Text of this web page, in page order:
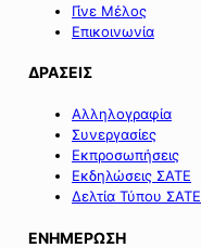
Γίνε Μέλος
Επικοινωνία
ΔΡΑΣΕΙΣ
Αλληλογραφία
Συνεργασίες
Εκπροσωπήσεις
Εκδηλώσεις ΣΑΤΕ
Δελτία Τύπου ΣΑΤΕ
ΕΝΗΜΕΡΩΣΗ